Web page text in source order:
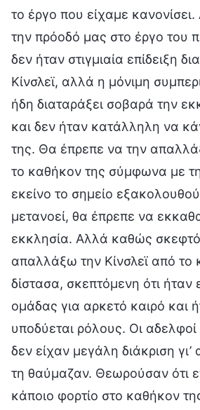
το έργο που είχαμε κανονίσει.
την πρόοδό μας στο έργο του
δεν ήταν στιγμιαία επίδειξη
Κίνσλεϊ, αλλά η μόνιμη
ήδη διαταράξει σοβαρά την
και δεν ήταν κατάλληλη να
της. Θα έπρεπε να την
το καθήκον της σύμφωνα με
εκείνο το σημείο
μετανοεί, θα έπρεπε να
εκκλησία. Αλλά καθώς
απαλλάξω την Κίνσλεϊ από το
δίστασα, σκεπτόμενη ότι ήταν
ομάδας για αρκετό καιρό και
υποδύεται ρόλους. Οι αδελφοί
δεν είχαν μεγάλη διάκριση γι’
τη θαύμαζαν. Θεωρούσαν ότι
κάποιο φορτίο στο καθήκον